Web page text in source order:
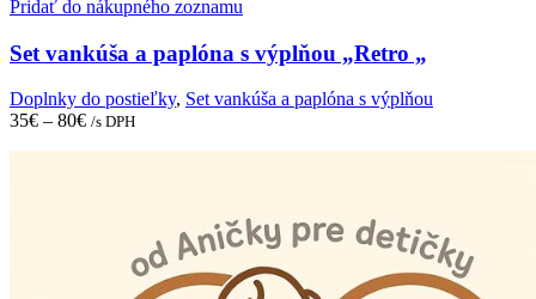
multiple
The
options
may
be
on
Pridať do nákupného zoznamu
Set vankúša a paplóna s výplňou „Retro „
Doplnky do postieľky, Set vankúša a paplóna s výplňou
35€ – 80€ /s DPH